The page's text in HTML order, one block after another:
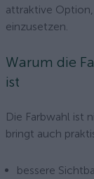
attraktive
einzusetzen.
Warum die
ist
Die Farbwahl ist
bringt auch
bessere